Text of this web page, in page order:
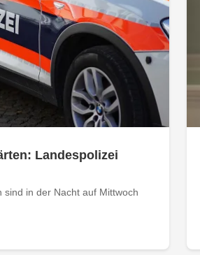
Landespolizei
in der Nacht auf Mittwoch